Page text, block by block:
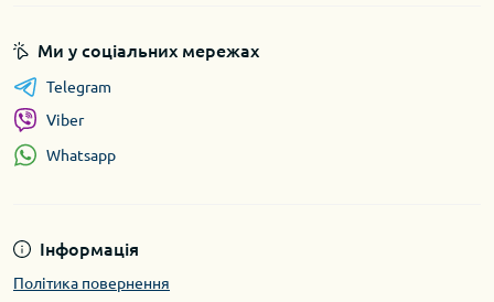
Інформація
Політика повернення
Ми у соціальних мережах
Telegram
Viber
Whatsapp